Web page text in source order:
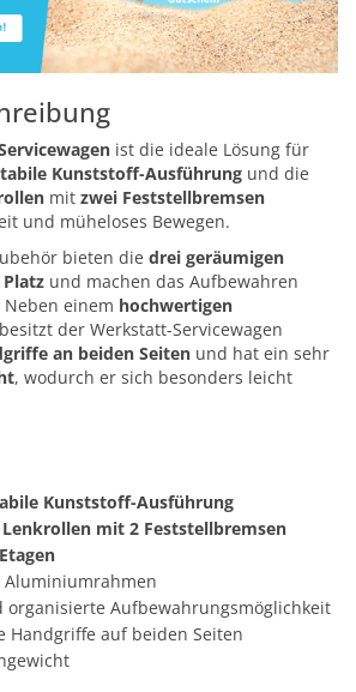
ist die ideale Lösung für
Kunststoff-Ausführung und die
mit zwei Feststellbremsen
und müheloses Bewegen.
bieten die drei geräumigen
und machen das Aufbewahren
Neben einem hochwertigen
besitzt der Werkstatt-Servicewagen
an beiden Seiten und hat ein sehr
, wodurch er sich besonders leicht
Kunststoff-Ausführung
mit 2 Feststellbremsen
Aluminiumrahmen
organisierte Aufbewahrungsmöglichkeit
Handgriffe auf beiden Seiten